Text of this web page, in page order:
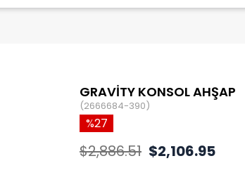
GRAVİTY KONSOL AHŞAP
(2666684-390)
27
$2,886.51 $2,106.95